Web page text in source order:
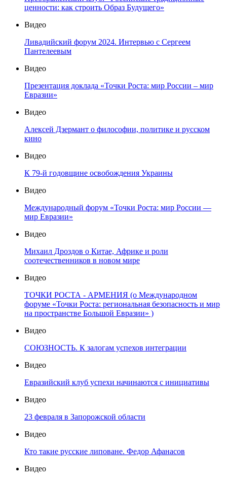
ценности: как строить Образ Будущего»
Видео
Ливадийский форум 2024. Интервью с Сергеем
Пантелеевым
Видео
Презентация доклада «Точки Роста: мир России – мир
Евразии»
Видео
Алексей Дзермант о философии, политике и русском
кино
Видео
К 79-й годовщине освобождения Украины
Видео
Международный форум «Точки Роста: мир России —
мир Евразии»
Видео
Михаил Дроздов о Китае, Африке и роли
соотечественников в новом мире
Видео
ТОЧКИ РОСТА - АРМЕНИЯ (о Международном
форуме «Точки Роста: региональная безопасность и мир
на пространстве Большой Евразии» )
Видео
СОЮЗНОСТЬ. К залогам успехов интеграции
Видео
Евразийский клуб успехи начинаются с инициативы
Видео
23 февраля в Запорожской области
Видео
Кто такие русские липоване. Федор Афанасов
Видео